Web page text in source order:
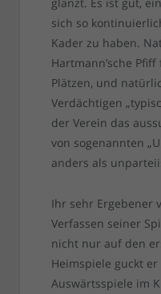
sich so
Kader zu haben.
Hartmann’sche
Plätzen, und
Verdächtigen
der Verein das
von sogenannten
anders als
Ihr sehr Ergebener
Verfassen seiner
nicht nur auf den
Heimspiele guckt
Auswärtsspiele im